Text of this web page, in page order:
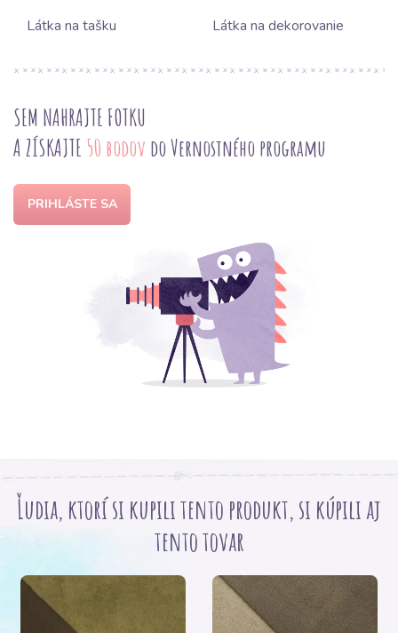
Látka na tašku Látka na dekorovanie
SEM NAHRAJTE FOTKU
A ZÍSKAJTE 50 bodov do Vernostného programu
PRIHLÁSTE SA
Ľudia, ktorí si kupili tento produkt, si kúpili aj
tento tovar